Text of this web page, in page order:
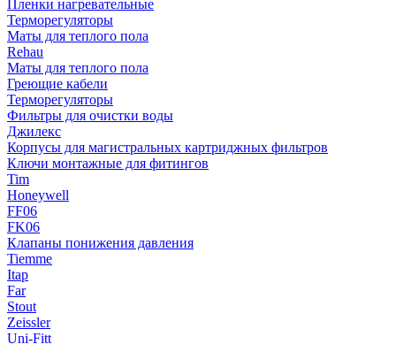
Пленки нагревательные
Терморегуляторы
Маты для теплого пола
Rehau
Маты для теплого пола
Греющие кабели
Терморегуляторы
Фильтры для очистки воды
Джилекс
Корпусы для магистральных картриджных фильтров
Ключи монтажные для фитингов
Tim
Honeywell
FF06
FK06
Клапаны понижения давления
Tiemme
Itap
Far
Stout
Zeissler
Uni-Fitt